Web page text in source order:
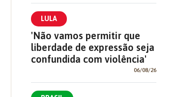
LULA
'Não vamos permitir que
liberdade de expressão seja
confundida com violência'
06/08/26